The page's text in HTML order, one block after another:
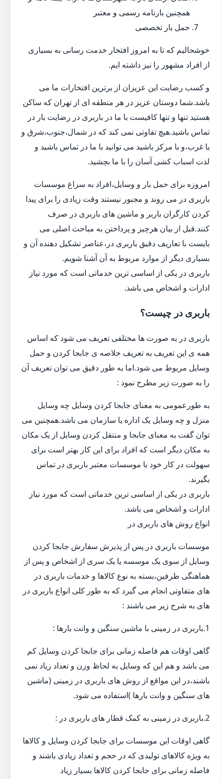
همچنین بارنامه رسمی و معتبر
حمل بار تخصصی
خوشحالیم که تا به امروز افتخار خدمت رسانی به بسیاری
از افراد مشهور را نیز داشته ایم.
و کسب رضایت این عزیزان از برترین افتخارات ما می
باشد.شما دوستان عزیز در هر منطقه ای از تهران که ساکن
هستید تنها و تنها کافیست با ما در باربری در رضایت بار در
تماس باشید.هیچ تفاوتی نمی کند که در شمال،جنوب،شرق و
یا غرب،و با مرکز باشید می توانید با ما در تماس باشید و
لذت اسباب کشی آسان را با ما بچشید.
امروزه برای حمل بار و وسایل،افراد به سراغ موسسات
باربری در می روند و مجبور نیستند وقت زیادی را برای پیدا
کردن کارگران باربر و ماشین های باربری در صرف
کنند.قبل از بیان هرچیز و پرداختن به مباحث اصلی می
بایست با تعاریف دقیق باربری در،عناصر تشکیل دهنده آن و
بسیاری دیگر از موارد مربوط به آن آشنا شویم.
باربری در یکی از اساسی ترین خدماتی است که مورد نیاز
ادارات و اشخاص می باشد.
باربری در چیست؟
باربری در به صورت ها مختلفی تعریف می شود که اساس
همه ی این تعریف به تعریف خلاصه ی جابجا کردن و حمل
وسایل مربوط می شود.اما به طور دقیق می توان تعریف آن
را به صورت زیر مطرح نمود :
به طورعمومی به معنای جابجا کردن وسایل چه وسایل
منزل و چه وسایل یک اداره یا سازمان می باشد.همچنین می
توان گفت به معنای جابجا و منتقل کردن وسایل از یک مکان
به مکان دیگر است که افراد برای این کار بهتر است برای
سهولت در کار خود با موسسات معتبر باربری در تماس
بگیرند.
باربری در یکی از اساسی ترین خدماتی است که مورد نیاز
ادارات و اشخاص می باشد.
انواع روش های باربری در
موسسات باربری در پس از پذیرش سفارش جابجا کردن
وسایل از سوی یک موسسه یا یک سری از اشخاص و پس از
هماهنگی طرفین،بسته به نوع کالاها و خدمات باربری در
های متفاوتی انجام می گیرد که به طور کلی انواع باربری در
های به شرح زیر می باشند :
1.باربری در زمینی با ماشین سنگین و وانت بارها :
گاهی اوقات هم فاصله زمانی برای جابجا کردن وسایل کم
می باشد و هم این که وسایل به لحاظ وزن و تعداد زیاد نمی
باشند،در این مواقع از روش های باربری در زمینی (ماشین
های سنگین و وانت بارها )استفاده می شود.
2.باربری در زمینی به کمک قطار های باربری در :
گاهی اوقات این موسسات برای جابجا کردن وسایل و کالاها
به ویژه کالاهای تولیدی که در حجم و تعداد زیادی باشند و
فاصله زمانی برای جابجا کردن کالاها بسیار زیاد